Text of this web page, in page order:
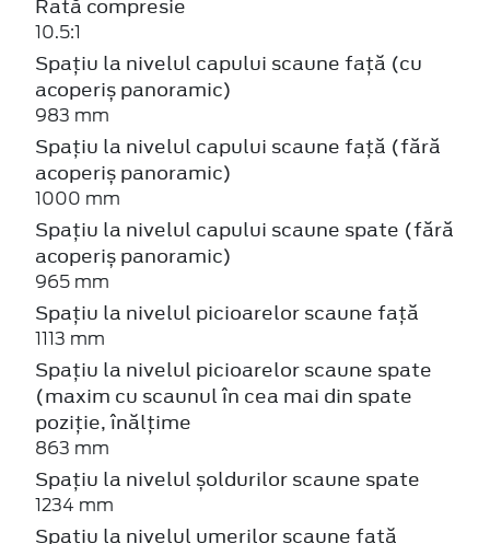
Rată compresie
10.5:1
Spațiu la nivelul capului scaune față (cu
acoperiș panoramic)
983 mm
Spațiu la nivelul capului scaune față (fără
acoperiș panoramic)
1000 mm
Spațiu la nivelul capului scaune spate (fără
acoperiș panoramic)
965 mm
Spațiu la nivelul picioarelor scaune față
1113 mm
Spațiu la nivelul picioarelor scaune spate
(maxim cu scaunul în cea mai din spate
poziție, înălțime
863 mm
Spațiu la nivelul șoldurilor scaune spate
1234 mm
Spațiu la nivelul umerilor scaune față